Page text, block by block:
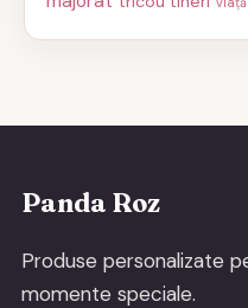
Panda Roz
Produse personalizate
momente speciale.